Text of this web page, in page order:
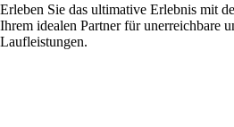
Erleben Sie das ultimative Erlebnis mit
Ihrem idealen Partner für unerreichbare
Laufleistungen.